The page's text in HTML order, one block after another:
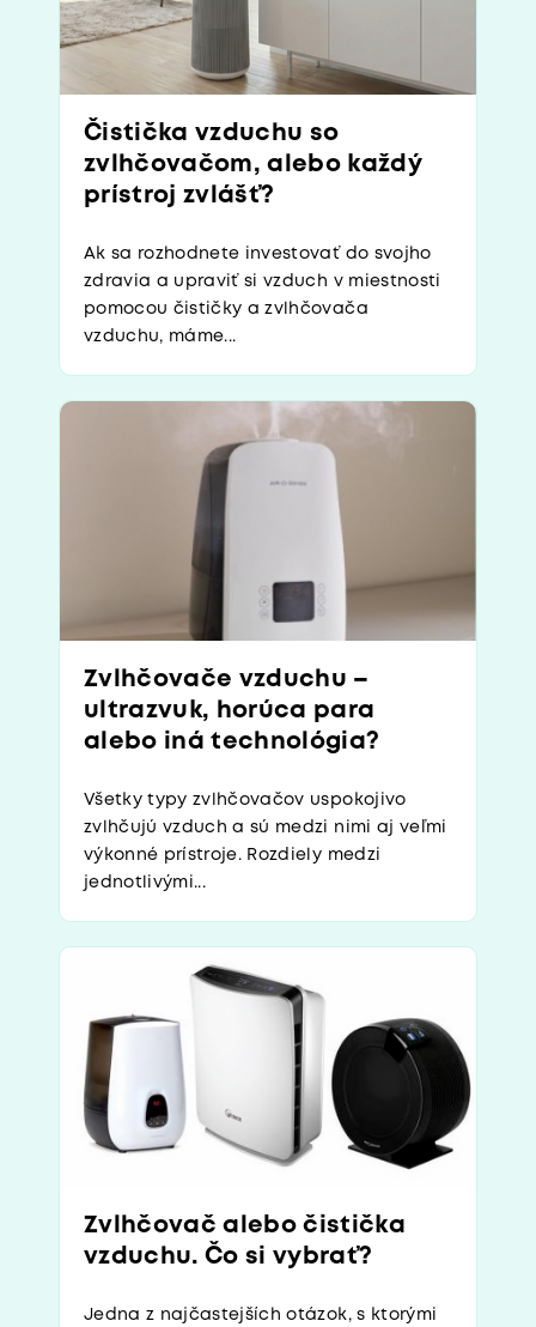
Čistička vzduchu so
zvlhčovačom, alebo každý
prístroj zvlášť?
Ak sa rozhodnete investovať do svojho
zdravia a upraviť si vzduch v miestnosti
pomocou čističky a zvlhčovača
vzduchu, máme...
Zvlhčovače vzduchu –
ultrazvuk, horúca para
alebo iná technológia?
Všetky typy zvlhčovačov uspokojivo
zvlhčujú vzduch a sú medzi nimi aj veľmi
výkonné prístroje. Rozdiely medzi
jednotlivými...
Zvlhčovač alebo čistička
vzduchu. Čo si vybrať?
Jedna z najčastejších otázok, s ktorými